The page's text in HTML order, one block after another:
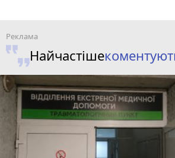
Найчастіше